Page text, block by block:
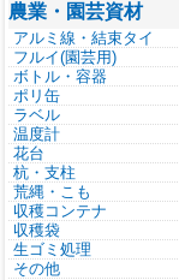
農業・園芸資材
アルミ線・結束タイ
フルイ(園芸用)
ボトル・容器
ポリ缶
ラベル
温度計
花台
杭・支柱
荒縄・こも
収穫コンテナ
収穫袋
生ゴミ処理
その他